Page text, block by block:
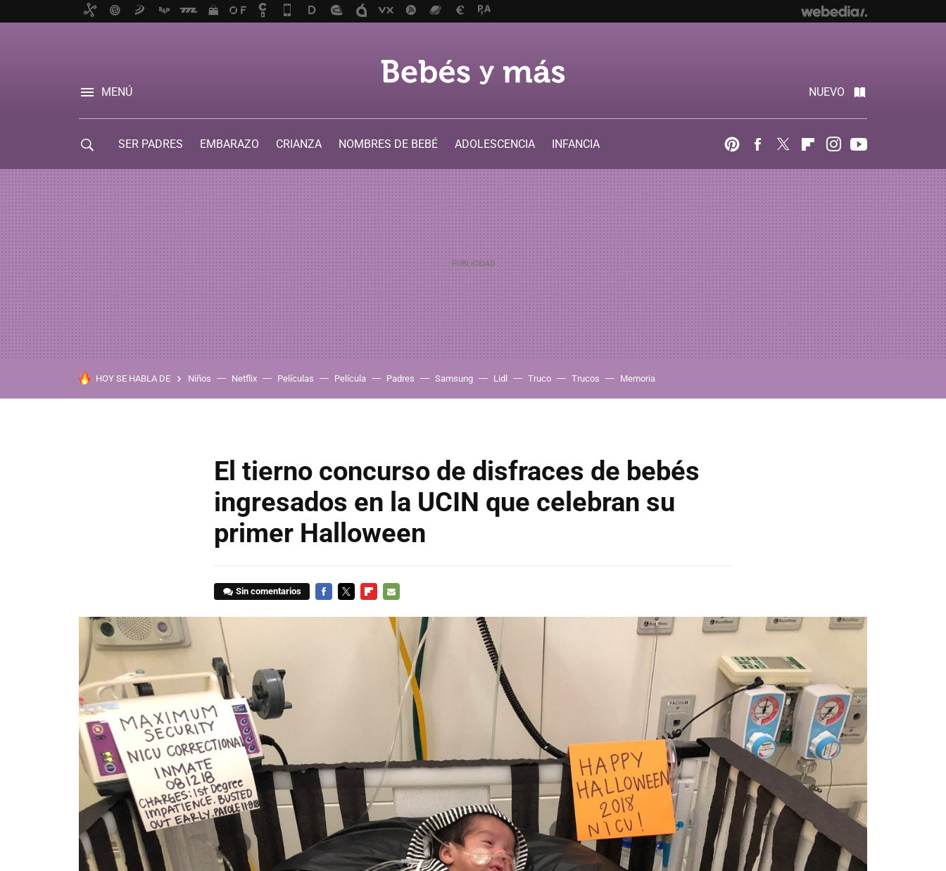
MENÚ NUEVO
SER PADRES EMBARAZO CRIANZA NOMBRES DE BEBÉ ADOLESCENCIA
INFANCIA
PinterestFacebook
Twitter FlipboardInstagram
HOY SE HABLA DE Niños Netflix Películas Película Padres Samsung Lidl Truco Trucos Memoria
El tierno concurso de disfraces de bebés
ingresados en la UCIN que celebran su
primer Halloween
Sin comentarios
MAIL